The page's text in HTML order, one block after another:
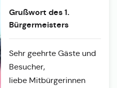
Grußwort des 1.
Bürgermeisters
Sehr geehrte Gäste und
Besucher,
liebe Mitbürgerinnen